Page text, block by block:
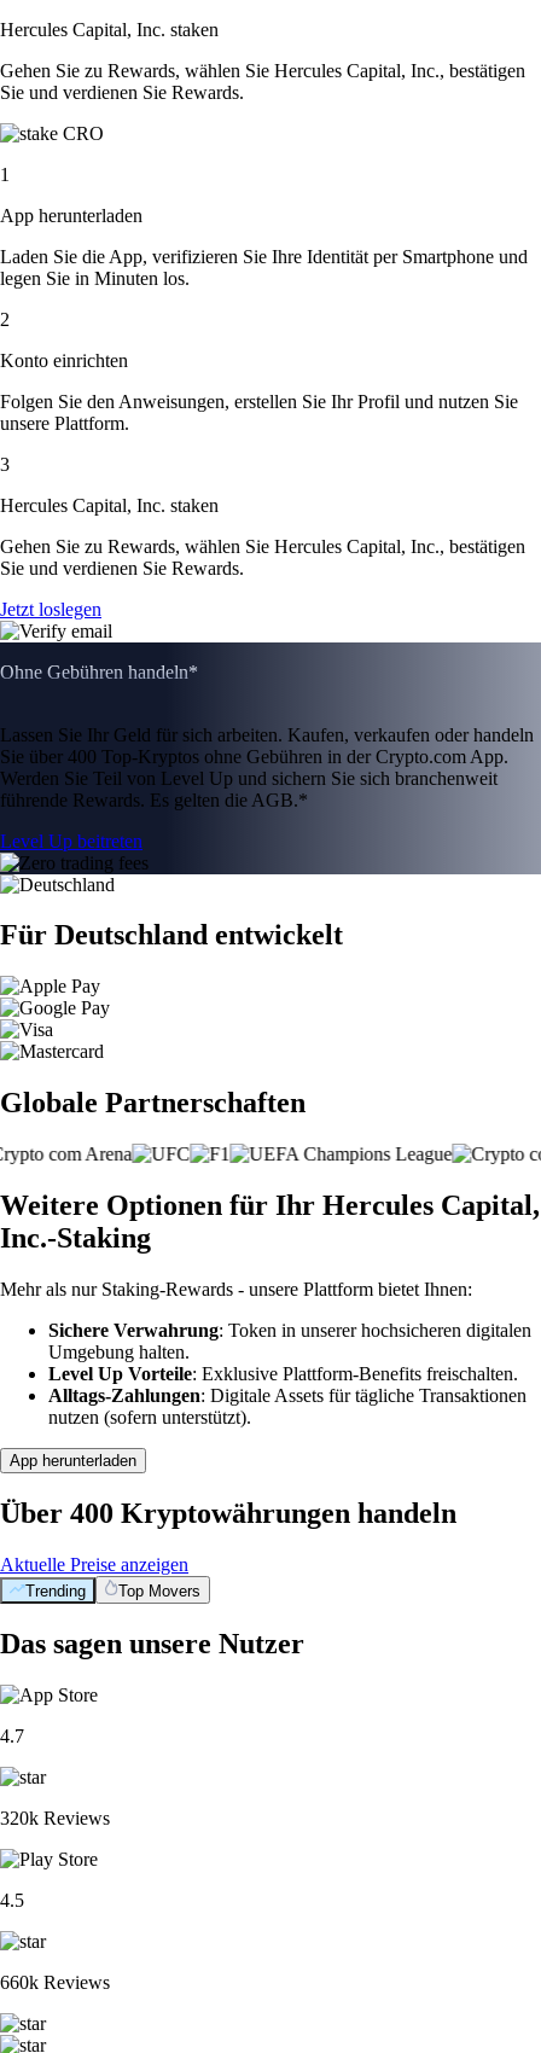
Hercules Capital, Inc. staken
Gehen Sie zu Rewards, wählen Sie Hercules Capital, Inc., bestätigen
Sie und verdienen Sie Rewards.
1
App herunterladen
Laden Sie die App, verifizieren Sie Ihre Identität per Smartphone und
legen Sie in Minuten los.
2
Konto einrichten
Folgen Sie den Anweisungen, erstellen Sie Ihr Profil und nutzen Sie
unsere Plattform.
3
Hercules Capital, Inc. staken
Gehen Sie zu Rewards, wählen Sie Hercules Capital, Inc., bestätigen
Sie und verdienen Sie Rewards.
Jetzt loslegen
Ohne Gebühren handeln*
Lassen Sie Ihr Geld für sich arbeiten. Kaufen, verkaufen oder handeln
Sie über 400 Top-Kryptos ohne Gebühren in der Crypto.com App.
Werden Sie Teil von Level Up und sichern Sie sich branchenweit
führende Rewards. Es gelten die AGB.*
Level Up beitreten
Für Deutschland entwickelt
Globale Partnerschaften
Weitere Optionen für Ihr Hercules Capital,
Inc.-Staking
Mehr als nur Staking-Rewards - unsere Plattform bietet Ihnen:
Sichere Verwahrung: Token in unserer hochsicheren digitalen
Umgebung halten.
Level Up Vorteile: Exklusive Plattform-Benefits freischalten.
Alltags-Zahlungen: Digitale Assets für tägliche Transaktionen
nutzen (sofern unterstützt).
App herunterladen
Über 400 Kryptowährungen handeln
Aktuelle Preise anzeigen
Trending Top Movers
Das sagen unsere Nutzer
4.7
320k Reviews
4.5
660k Reviews